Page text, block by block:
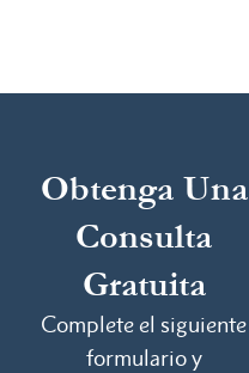
Obtenga Una
Consulta
Gratuita
Complete el siguiente
formulario y